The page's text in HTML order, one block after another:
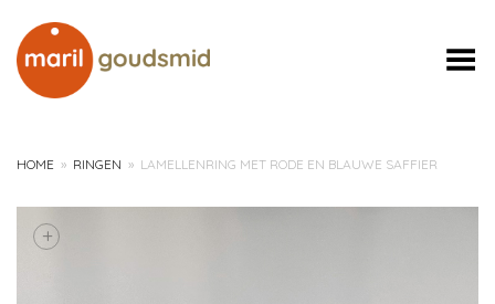
Toggle Menu
HOME » RINGEN » LAMELLENRING MET RODE EN BLAUWE SAFFIER
+